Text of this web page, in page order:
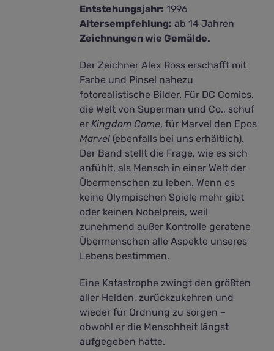
Entstehungsjahr: 1996
Altersempfehlung: ab 14 Jahren
Zeichnungen wie Gemälde.
Der Zeichner Alex Ross erschafft mit
Farbe und Pinsel nahezu
fotorealistische Bilder. Für DC Comics,
die Welt von Superman und Co., schuf
erKingdom Come, für Marvel den Epos
Marvel (ebenfalls bei uns erhältlich).
Der Band stellt die Frage, wie es sich
anfühlt, als Mensch in einer Welt der
Übermenschen zu leben. Wenn es
keine Olympischen Spiele mehr gibt
oder keinen Nobelpreis, weil
zunehmend außer Kontrolle geratene
Übermenschen alle Aspekte unseres
Lebens bestimmen.
Eine Katastrophe zwingt den größten
aller Helden, zurückzukehren und
wieder für Ordnung zu sorgen –
obwohl er die Menschheit längst
aufgegeben hatte.